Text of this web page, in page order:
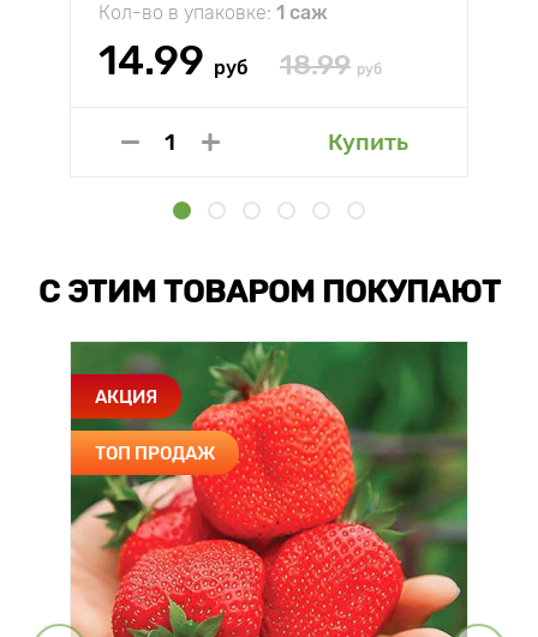
Кол-во в упаковке: 1 саж
14.99 руб 18.99 руб
Купить
С ЭТИМ ТОВАРОМ ПОКУПАЮТ
АКЦИЯ
ТОП ПРОДАЖ